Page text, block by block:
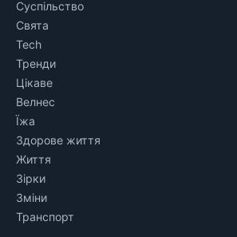
Суспільство
Свята
Tech
Тренди
Цікаве
Велнес
Їжа
Здорове життя
Життя
Зірки
Зміни
Транспорт